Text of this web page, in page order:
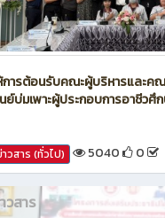
การต้อนรับคณะผู้บริหารและคณ
ย์บ่มเพาะผู้ประกอบการอาชีวศึ
วสาร (ทั่วไป) 5040 0
วสาร